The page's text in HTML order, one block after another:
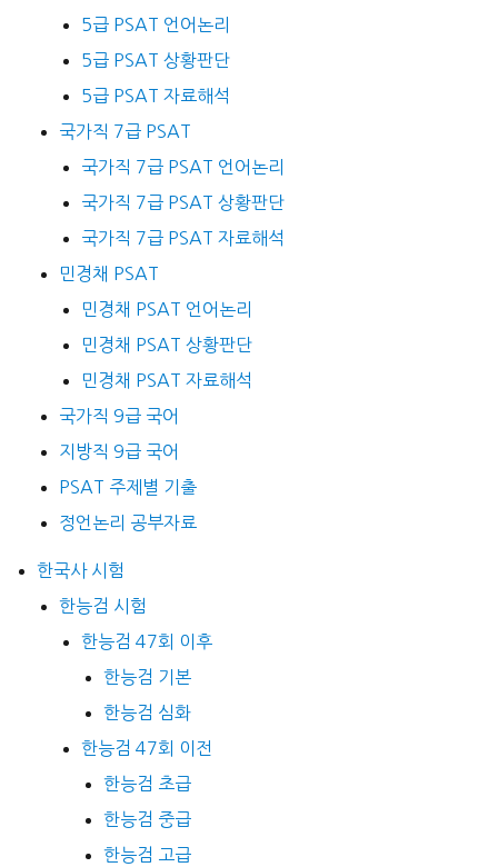
5급 PSAT 언어논리
5급 PSAT 상황판단
5급 PSAT 자료해석
국가직 7급 PSAT
국가직 7급 PSAT 언어논리
국가직 7급 PSAT 상황판단
국가직 7급 PSAT 자료해석
민경채 PSAT
민경채 PSAT 언어논리
민경채 PSAT 상황판단
민경채 PSAT 자료해석
국가직 9급 국어
지방직 9급 국어
PSAT 주제별 기출
정언논리 공부자료
한국사 시험
한능검 시험
한능검 47회 이후
한능검 기본
한능검 심화
한능검 47회 이전
한능검 초급
한능검 중급
한능검 고급